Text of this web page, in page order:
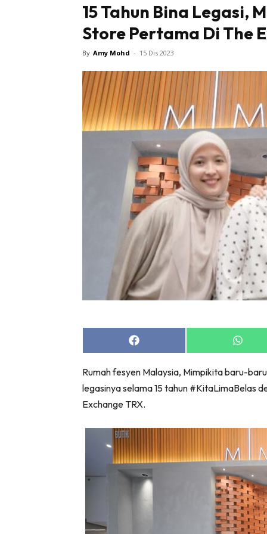
15 Tahun Bina Legasi,
Store Pertama Di The
By Amy Mohd - 15 Dis 2023
Share
on
Share
on
Rumah fesyen Malaysia, Mimpikita baru-
legasinya selama 15 tahun #KitaLimaBelas
Exchange TRX.